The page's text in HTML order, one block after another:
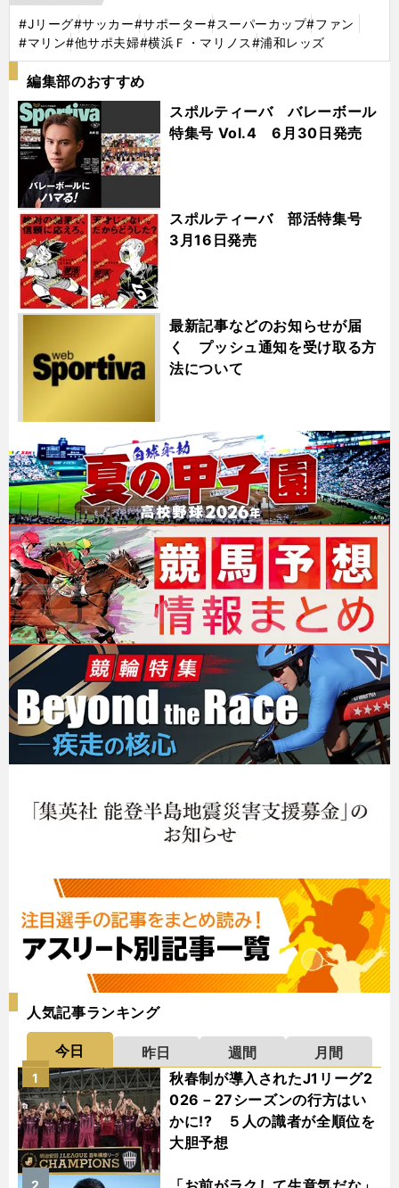
#Jリーグ#サッカー#サポーター#スーパーカップ#ファン
#マリン#他サポ夫婦#横浜Ｆ・マリノス#浦和レッズ
編集部のおすすめ
スポルティーバ バレーボール
特集号 Vol.4 6月30日発売
スポルティーバ 部活特集号
3月16日発売
最新記事などのお知らせが届
く プッシュ通知を受け取る方
法について
人気記事ランキング
今日 昨日 週間
月間
秋春制が導入されたJ1リーグ2
026－27シーズンの行方はい
かに!? ５人の識者が全順位を
大胆予想
1